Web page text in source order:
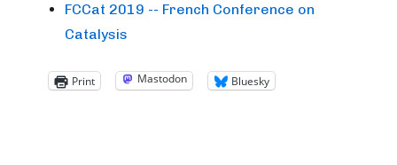
FCCat 2019 -- French Conference on
Catalysis
Print Mastodon Bluesky